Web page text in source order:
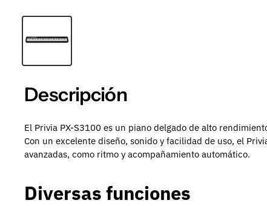
Descripción
El Privia PX-S3100 es un piano delgado de alto
Con un excelente diseño, sonido y facilidad de uso, el
avanzadas, como ritmo y acompañamiento automático.
Diversas funciones